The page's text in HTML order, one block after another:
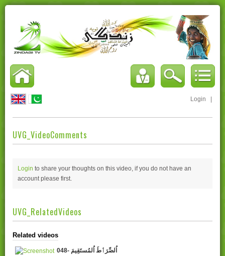
Login
UVG_VideoComments
Login to share your thoughts on this video, if you do not have an
account please first.
UVG_RelatedVideos
Related videos
048- اُلصِّرَٲطَ اُلمُستَقِيمَ